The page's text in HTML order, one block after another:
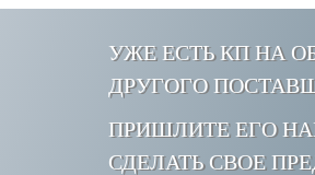
УЖЕ ЕСТЬ КП НА
ДРУГОГО
ПРИШЛИТЕ ЕГО
СДЕЛАТЬ СВОЕ